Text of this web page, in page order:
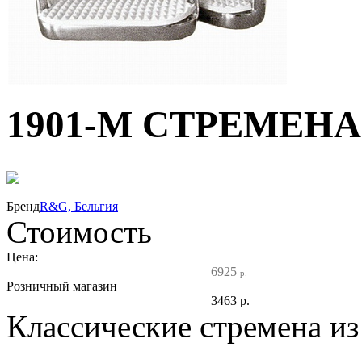
1901-M СТРЕМЕНА
50%
БрендR&G, Бельгия
Стоимость
Цена:
Розничный магазин
6925 р.
3463 р.
Классические стремена